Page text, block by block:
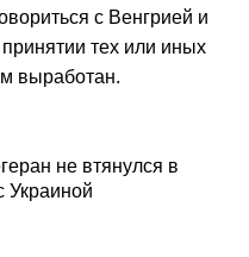
с Венгрией и
тех или иных
выработан.
не втянулся в
Украиной